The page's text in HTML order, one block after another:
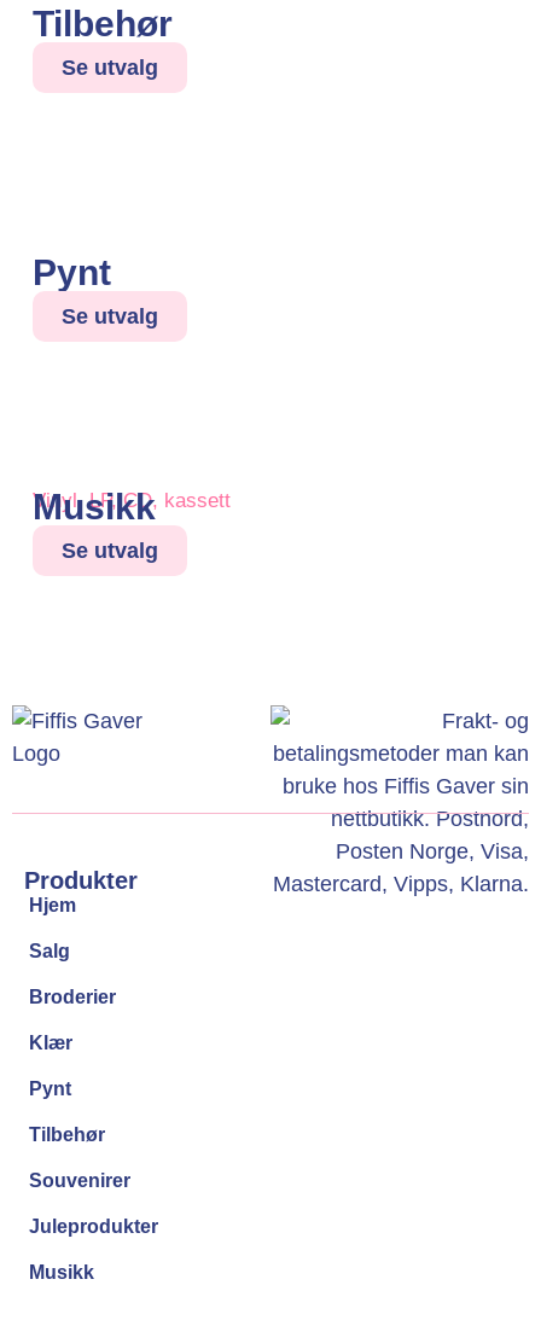
Tilbehør
Se utvalg
Pynt
Se utvalg
Vinyl, LP, CD, kassett
Musikk
Se utvalg
Produkter
Hjem
Salg
Broderier
Klær
Pynt
Tilbehør
Souvenirer
Juleprodukter
Musikk